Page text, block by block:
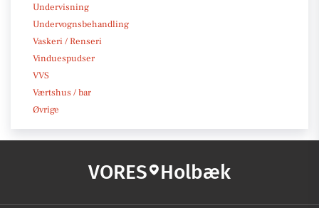
Undervisning
Undervognsbehandling
Vaskeri / Renseri
Vinduespudser
VVS
Værtshus / bar
Øvrige
VORES Holbæk